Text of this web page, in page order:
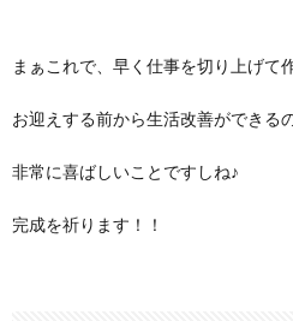
まぁこれで、早く仕事を切り上げて
お迎えする前から生活改善ができるの
非常に喜ばしいことですしね♪
完成を祈ります！！